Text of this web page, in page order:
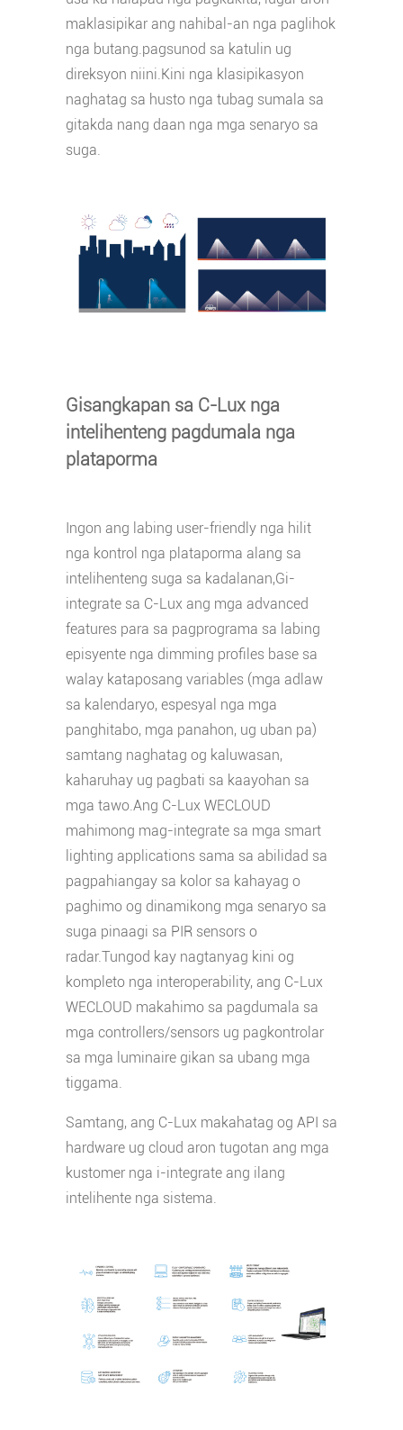
maklasipikar ang nahibal-an nga paglihok
nga butang.pagsunod sa katulin ug
direksyon niini.Kini nga klasipikasyon
naghatag sa husto nga tubag sumala sa
gitakda nang daan nga mga senaryo sa
suga.
Gisangkapan sa C-Lux nga
intelihenteng pagdumala nga
plataporma
Ingon ang labing user-friendly nga hilit
nga kontrol nga plataporma alang sa
intelihenteng suga sa kadalanan,Gi-
integrate sa C-Lux ang mga advanced
features para sa pagprograma sa labing
episyente nga dimming profiles base sa
walay kataposang variables (mga adlaw
sa kalendaryo, espesyal nga mga
panghitabo, mga panahon, ug uban pa)
samtang naghatag og kaluwasan,
kaharuhay ug pagbati sa kaayohan sa
mga tawo.Ang C-Lux WECLOUD
mahimong mag-integrate sa mga smart
lighting applications sama sa abilidad sa
pagpahiangay sa kolor sa kahayag o
paghimo og dinamikong mga senaryo sa
suga pinaagi sa PIR sensors o
radar.Tungod kay nagtanyag kini og
kompleto nga interoperability, ang C-Lux
WECLOUD makahimo sa pagdumala sa
mga controllers/sensors ug pagkontrolar
sa mga luminaire gikan sa ubang mga
tiggama.
Samtang, ang C-Lux makahatag og API sa
hardware ug cloud aron tugotan ang mga
kustomer nga i-integrate ang ilang
intelihente nga sistema.